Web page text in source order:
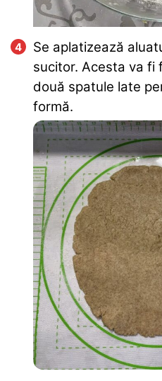
Se aplatizează
sucitor. Acesta va fi
două spatule late
formă.